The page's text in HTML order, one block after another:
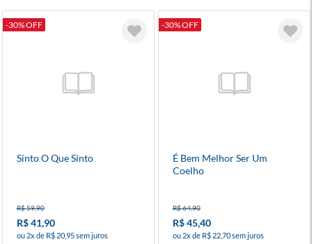
-30% OFF
Sinto O Que Sinto
R$ 59,90
R$ 41,90
ou 2x de R$ 20,95 sem juros
-30% OFF
É Bem Melhor Ser Um
Coelho
R$ 64,90
R$ 45,40
ou 2x de R$ 22,70 sem juros